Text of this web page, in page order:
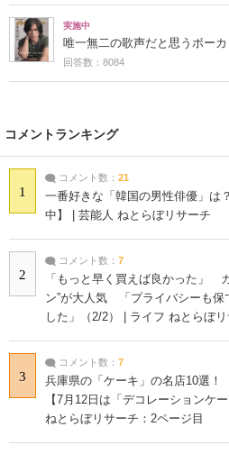
実施中
唯一無二の歌声だと思うボーカ
回答数：8084
コメントランキング
1
コメント数： 21
一番好きな「韓国の男性俳優」は
中】 | 芸能人 ねとらぼリサーチ
2
コメント数： 7
「もっと早く買えば良かった」
ン”が大人気 「プライバシーも保
した」（2/2） | ライフ ねとらぼ
3
コメント数： 7
兵庫県の「ケーキ」の名店10選
【7月12日は「デコレーションケ
ねとらぼリサーチ：2ページ目